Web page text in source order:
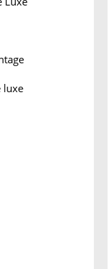
luxe